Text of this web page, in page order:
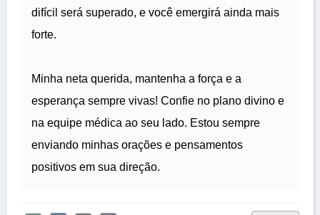
difícil será superado, e você emergirá ainda mais
forte.
Minha neta querida, mantenha a força e a
esperança sempre vivas! Confie no plano divino e
na equipe médica ao seu lado. Estou sempre
enviando minhas orações e pensamentos
positivos em sua direção.